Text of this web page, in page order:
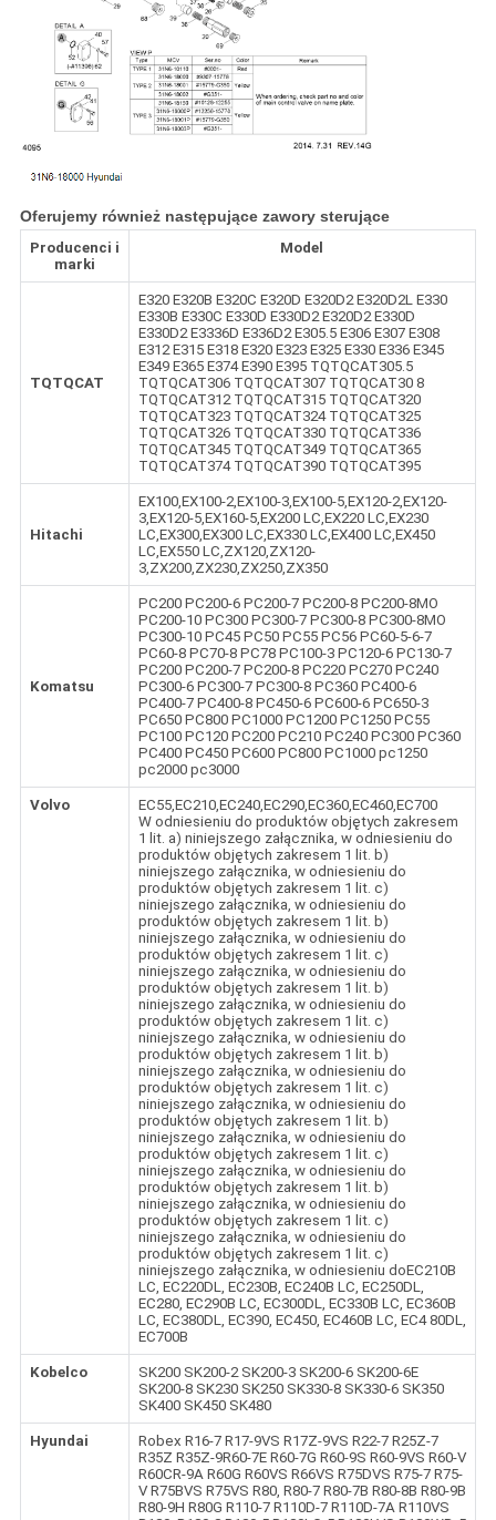
Oferujemy również następujące zawory sterujące
Producenci i
marki
Model
TQTQCAT
E320 E320B E320C E320D E320D2 E320D2L E330
E330B E330C E330D E330D2 E320D2 E330D
E330D2 E3336D E336D2 E305.5 E306 E307 E308
E312 E315 E318 E320 E323 E325 E330 E336 E345
E349 E365 E374 E390 E395 TQTQCAT305.5
TQTQCAT306 TQTQCAT307 TQTQCAT30 8
TQTQCAT312 TQTQCAT315 TQTQCAT320
TQTQCAT323 TQTQCAT324 TQTQCAT325
TQTQCAT326 TQTQCAT330 TQTQCAT336
TQTQCAT345 TQTQCAT349 TQTQCAT365
TQTQCAT374 TQTQCAT390 TQTQCAT395
Hitachi
EX100,EX100-2,EX100-3,EX100-5,EX120-2,EX120-
3,EX120-5,EX160-5,EX200 LC,EX220 LC,EX230
LC,EX300,EX300 LC,EX330 LC,EX400 LC,EX450
LC,EX550 LC,ZX120,ZX120-
3,ZX200,ZX230,ZX250,ZX350
Komatsu
PC200 PC200-6 PC200-7 PC200-8 PC200-8MO
PC200-10 PC300 PC300-7 PC300-8 PC300-8MO
PC300-10 PC45 PC50 PC55 PC56 PC60-5-6-7
PC60-8 PC70-8 PC78 PC100-3 PC120-6 PC130-7
PC200 PC200-7 PC200-8 PC220 PC270 PC240
PC300-6 PC300-7 PC300-8 PC360 PC400-6
PC400-7 PC400-8 PC450-6 PC600-6 PC650-3
PC650 PC800 PC1000 PC1200 PC1250 PC55
PC100 PC120 PC200 PC210 PC240 PC300 PC360
PC400 PC450 PC600 PC800 PC1000 pc1250
pc2000 pc3000
Volvo
EC55,EC210,EC240,EC290,EC360,EC460,EC700
W odniesieniu do produktów objętych zakresem
1 lit. a) niniejszego załącznika, w odniesieniu do
produktów objętych zakresem 1 lit. b)
niniejszego załącznika, w odniesieniu do
produktów objętych zakresem 1 lit. c)
niniejszego załącznika, w odniesieniu do
produktów objętych zakresem 1 lit. b)
niniejszego załącznika, w odniesieniu do
produktów objętych zakresem 1 lit. c)
niniejszego załącznika, w odniesieniu do
produktów objętych zakresem 1 lit. b)
niniejszego załącznika, w odniesieniu do
produktów objętych zakresem 1 lit. c)
niniejszego załącznika, w odniesieniu do
produktów objętych zakresem 1 lit. b)
niniejszego załącznika, w odniesieniu do
produktów objętych zakresem 1 lit. c)
niniejszego załącznika, w odniesieniu do
produktów objętych zakresem 1 lit. b)
niniejszego załącznika, w odniesieniu do
produktów objętych zakresem 1 lit. c)
niniejszego załącznika, w odniesieniu do
produktów objętych zakresem 1 lit. b)
niniejszego załącznika, w odniesieniu do
produktów objętych zakresem 1 lit. c)
niniejszego załącznika, w odniesieniu do
produktów objętych zakresem 1 lit. c)
niniejszego załącznika, w odniesieniu doEC210B
LC, EC220DL, EC230B, EC240B LC, EC250DL,
EC280, EC290B LC, EC300DL, EC330B LC, EC360B
LC, EC380DL, EC390, EC450, EC460B LC, EC4 80DL,
EC700B
Kobelco
SK200 SK200-2 SK200-3 SK200-6 SK200-6E
SK200-8 SK230 SK250 SK330-8 SK330-6 SK350
SK400 SK450 SK480
Hyundai
Robex R16-7 R17-9VS R17Z-9VS R22-7 R25Z-7
R35Z R35Z-9R60-7E R60-7G R60-9S R60-9VS R60-V
R60CR-9A R60G R60VS R66VS R75DVS R75-7 R75-
V R75BVS R75VS R80, R80-7 R80-7B R80-8B R80-9B
R80-9H R80G R110-7 R110D-7 R110D-7A R110VS